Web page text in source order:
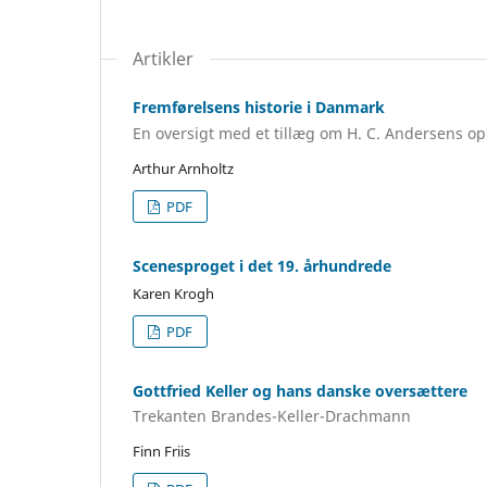
Artikler
Fremførelsens historie i Danmark
En oversigt med et tillæg om H. C. Andersens
Arthur Arnholtz
PDF
Scenesproget i det 19. århundrede
Karen Krogh
PDF
Gottfried Keller og hans danske oversættere
Trekanten Brandes-Keller-Drachmann
Finn Friis